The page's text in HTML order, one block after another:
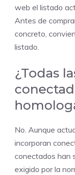
web el listado
Antes de
concreto,
listado.
¿Todas
No. Aunque
incorporan
conectados han
exigido por la